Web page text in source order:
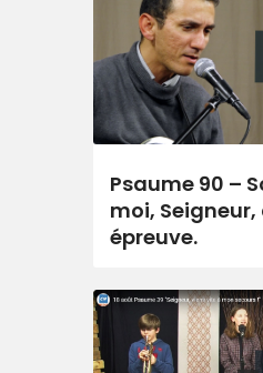
Psaume 90 –
moi,
épreuve.